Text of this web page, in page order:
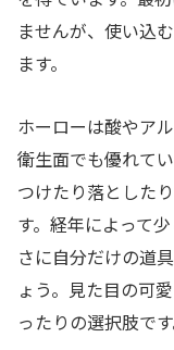
ませんが、使い込
ます。
ホーローは酸やア
衛生面でも優れて
つけたり落とした
す。経年によって
さに自分だけの道
ょう。見た目の可
ったりの選択肢です